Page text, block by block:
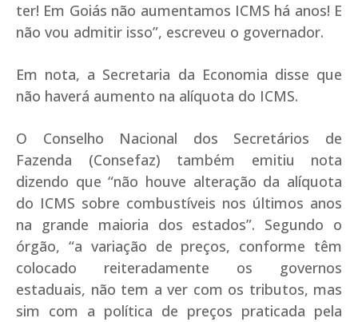
ter! Em Goiás não aumentamos ICMS há anos! E
não vou admitir isso”, escreveu o governador.
Em nota, a Secretaria da Economia disse que
não haverá aumento na alíquota do ICMS.
O Conselho Nacional dos Secretários de
Fazenda (Consefaz) também emitiu nota
dizendo que “não houve alteração da alíquota
do ICMS sobre combustíveis nos últimos anos
na grande maioria dos estados”. Segundo o
órgão, “a variação de preços, conforme têm
colocado reiteradamente os governos
estaduais, não tem a ver com os tributos, mas
sim com a política de preços praticada pela